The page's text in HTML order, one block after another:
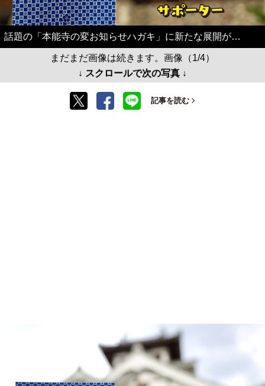
話題の「本能寺の変お知らせハガキ」に新たな展開が…
まだまだ画像は続きます。画像（1/4）
↓ スクロールで次の写真 ↓
記事を読む